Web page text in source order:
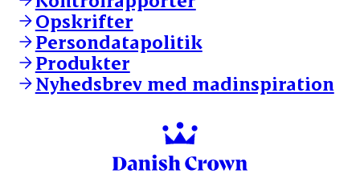
Kontakt
DAT-Schaub.com
ESS-FOOD.com
Fonden Dansk Gastronomi
KLS.se
nordicspoor.com
Scanhide.dk
Opskrifter
Persondatapolitik
Produkter
Nyhedsbrev med madinspiration